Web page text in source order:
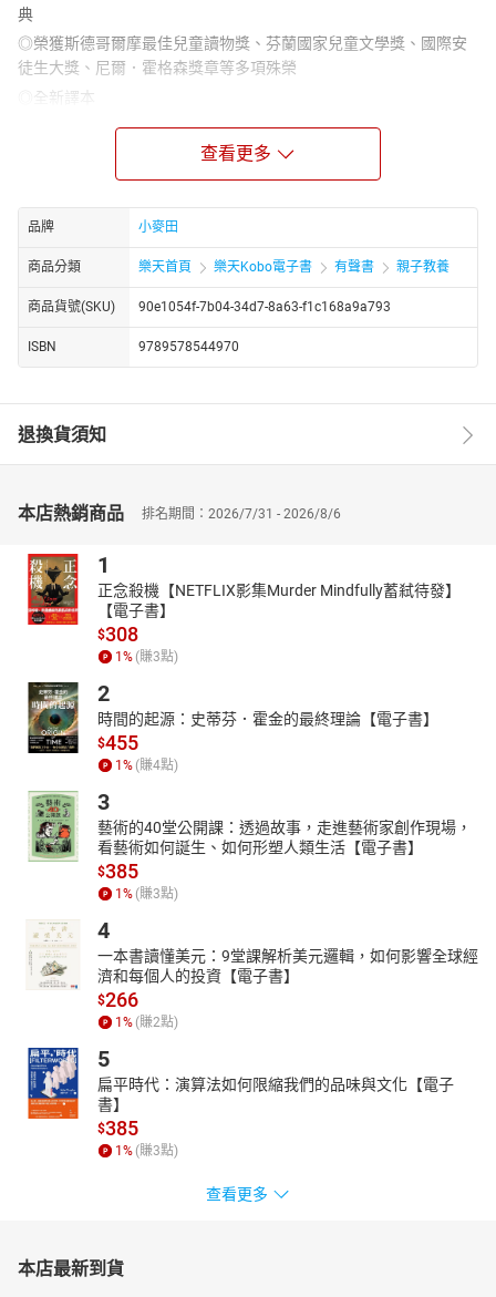
典
◎榮獲斯德哥爾摩最佳兒童讀物獎、芬蘭國家兒童文學獎、國際安
徒生大獎、尼爾．霍格森獎章等多項殊榮
◎全新譯本
◎全球風靡：改編歌劇、電視動畫、漫畫、郵票、周邊商品無數。
自一九六四年翻譯為日文，深受日本人喜愛，相繼推出兩部長篇動
畫，在一百多個國家播出，成為全世界共同的童話故事
◎經典收藏：美術館展覽、主題咖啡館陸續成立，芬蘭發行姆米與
朵貝‧楊笙紀念硬幣
◎各界推薦：小說名家菲力普‧普曼、尼爾‧蓋曼、華爾街日報、
娛樂週刊、學校圖書館月刊、The Horn Book、華盛頓時報書評盛讚
推崇
＝專家一致推薦＝
北歐四季 凃翠珊 （作家、部落客 ）
杜明城（台東大學兒文所教授）
林文寶（台東大學榮譽教授）
幸佳慧（作家）
張子樟（前台東大學兒童文學研究所所長）
陶樂蒂（作家）
彭菊仙（親職作家）
黃筱茵（知名繪本譯者與作家）
凱莉哥（親子部落客）
賴馬（繪本作家）
顏銘新（小茉莉親子共讀粉絲專頁）
羅怡君（親職溝通作家）
長銷半世紀 北歐芬蘭兒童文學大師傑作
姆米谷的奇幻世界 享譽全世界的成長經典
在與世隔絕的姆米谷裡，住著姆米一家人：勇敢單純的姆米托魯、
溫柔又值得信賴的姆米媽媽、總是思考深奧哲學的姆米爸爸。春
天，是姆米一家在花園野餐的季節。夏天則最適合乘著小船，出海
探險。而在白雪覆蓋姆米谷以前，他們就得開始為冬眠做準備，接
著互道晚安，等待春天來臨……
經過漫長的冬季，姆米谷迎來了溫暖的春天。姆米托魯從冬眠中醒
來的第一件事，就是和司那夫金及史尼夫一起上山探險！他們在山
頂上發現了奇怪的黑色大禮帽，開心的帶了回家。沒想到，帽子對
整座姆米谷施展了法術，陸續發生奇怪的事情……
蛋殼變成柔軟的雲朵，載著他們飛來飛去。姆米托魯惡作劇的躲進
帽子哩，卻變成奇形怪狀的模樣，沒有人認得出他是誰！不只如
「姆米系列」九冊歷時二十五年創作，多次被改編電影、舞台劇和
查看更多
品牌 小麥田
商品分類 樂天首頁 樂天Kobo電子書 有聲書 親子教養
商品貨號(SKU) 90e1054f-7b04-34d7-8a63-f1c168a9a793
ISBN 9789578544970
退換貨須知
本店熱銷商品 排名期間：2026/7/31 - 2026/8/6
1
正念殺機【NETFLIX影集Murder Mindfully蓄弒待發】
【電子書】
$308
1 % (賺3點)
2
時間的起源：史蒂芬．霍金的最終理論【電子書】
$455
1 % (賺4點)
3
藝術的40堂公開課：透過故事，走進藝術家創作現場，
看藝術如何誕生、如何形塑人類生活【電子書】
$385
1 % (賺3點)
4
一本書讀懂美元：9堂課解析美元邏輯，如何影響全球經
濟和每個人的投資【電子書】
$266
1 % (賺2點)
5
扁平時代：演算法如何限縮我們的品味與文化【電子
書】
$385
1 % (賺3點)
查看更多
本店最新到貨